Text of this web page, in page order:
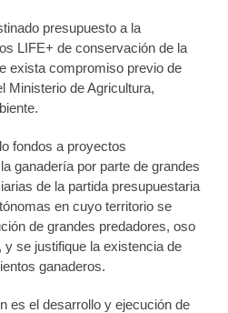
presupuesto a la
LIFE+ de conservación de la
exista compromiso previo de
Ministerio de Agricultura,
fondos a proyectos
ganadería por parte de grandes
de la partida presupuestaria
en cuyo territorio se
de grandes predadores, oso
y se justifique la existencia de
ganaderos.
es el desarrollo y ejecución de